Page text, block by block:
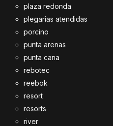
plaza redonda
plegarias atendidas
porcino
punta arenas
punta cana
rebotec
reebok
resort
resorts
river